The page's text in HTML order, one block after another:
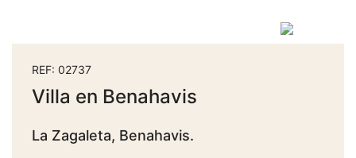
REF: 02737
Villa en Benahavis
La Zagaleta, Benahavis.